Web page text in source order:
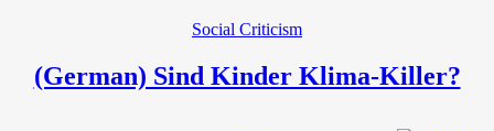
Social Criticism
(German) Sind Kinder Klima-Killer?